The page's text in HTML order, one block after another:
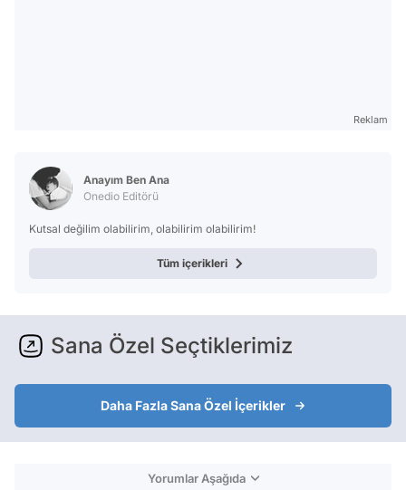
Reklam
Anayım Ben Ana
Onedio Editörü
Kutsal değilim olabilirim, olabilirim olabilirim!
Tüm içerikleri
Sana Özel Seçtiklerimiz
Daha Fazla Sana Özel İçerikler
Yorumlar Aşağıda